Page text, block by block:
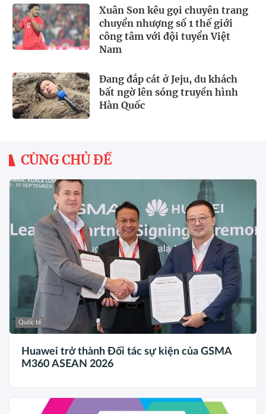
Lời (AEO)
Xuân Son kêu gọi chuyên trang
chuyển nhượng số 1 thế giới
công tâm với đội tuyển Việt
Nam
Đang đắp cát ở Jeju, du khách
bất ngờ lên sóng truyền hình
Hàn Quốc
CÙNG CHỦ ĐỀ
Quốc tế
Huawei trở thành Đối tác sự kiện của GSMA
M360 ASEAN 2026